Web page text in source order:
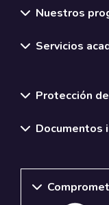
Nuestros
Servicios
Protección
Documentos